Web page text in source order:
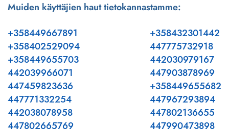
Muiden käyttäjien haut tietokannastamme:
+358449667891
+358402529094
+358449655703
442039966071
447459823636
447771332254
442038078958
447802665769
+358432301442
447775732918
442030979167
447903878969
+358449655682
447967293894
447802136655
447990473898